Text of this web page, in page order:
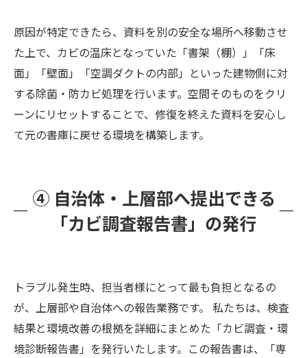
原因が特定できたら、資料を別の安全な場所へ移動させ
た上で、カビの温床となっていた「書架（棚）」「床
面」「壁面」「空調ダクトの内部」といった建物側に対
する除菌・防カビ処理を行います。空間そのものをクリ
ーンにリセットすることで、修復を終えた資料を安心し
て元の書庫に戻せる環境を構築します。
④ 自治体・上層部へ提出できる
「カビ調査報告書」の発行
トラブル発生時、担当者様にとって最も負担となるの
が、上層部や自治体への報告業務です。 私たちは、検査
結果と環境改善の根拠を詳細にまとめた「カビ調査・環
境診断報告書」を発行いたします。この報告書は、「専